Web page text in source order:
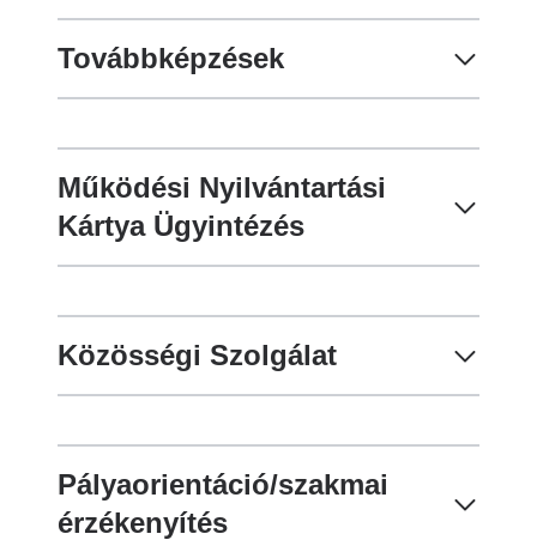
Továbbképzések
Működési Nyilvántartási
Kártya Ügyintézés
Közösségi Szolgálat
Pályaorientáció/szakmai
érzékenyítés